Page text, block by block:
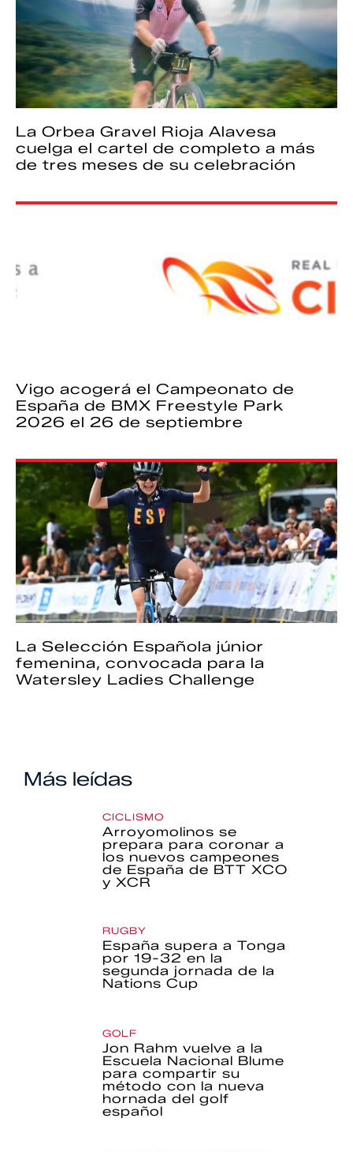
La Orbea Gravel Rioja Alavesa
cuelga el cartel de completo a más
de tres meses de su celebración
Vigo acogerá el Campeonato de
España de BMX Freestyle Park
2026 el 26 de septiembre
La Selección Española júnior
femenina, convocada para la
Watersley Ladies Challenge
Más leídas
CICLISMO
Arroyomolinos se
prepara para coronar a
los nuevos campeones
de España de BTT XCO
y XCR
RUGBY
España supera a Tonga
por 19-32 en la
segunda jornada de la
Nations Cup
GOLF
Jon Rahm vuelve a la
Escuela Nacional Blume
para compartir su
método con la nueva
hornada del golf
español